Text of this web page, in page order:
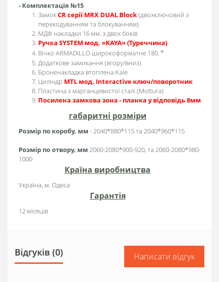
- Комплектація №15
ЗамокCR серії MRX DUAL Block(двохключовий з
перекодуванням та блокуванням)
МДФ накладки 16 мм. з двох боків
Ручка SYSTEM мод. «KAYA» (Туреччина)
Вічко ARMADILLO широкоформатне 180. °
Додаткове замикання (вгору/вниз)
Броненакладка втоплена Kale
Циліндр MTL мод. Interactive ключ/поворотник
Пластина з марганцевистої сталі (Mottura)
Посилена замкова зона - планка у відповідь 8мм
габаритні розміри
Розмір по коробу, мм - 2040*880*115 та 2040*960*115
Розмір по отвору, мм 2060-2080*900-920, та 2060-2080*980-
1000
Країна виробництва
Україна, м. Одеса
Гарантія
12 місяців
Відгуків (0) Написати відгук